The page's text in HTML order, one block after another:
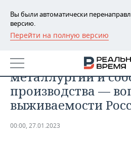
Вы были автоматически
версию.
Перейти на полную версию
РЕГИОНЫ
БАШКОРТОСТАН
ТАТАРСТАН
УДМУРТИЯ
НОВОСТИ
АНАЛИТИКА
НОВОСТИ АНАЛИТИКИ
ДЕКЛАРАЦИИ О ДОХОДАХ
ЭКОНОМИКА
НОВОСТИ ЭКОНОМИКИ
ПРОМЫШЛЕННОСТЬ
Роман Панасенко:
металлургии и
производства —
выживаемости
00:00, 27.01.2023